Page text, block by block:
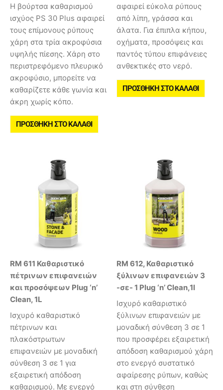
Η βούρτσα καθαρισμού
ισχύος PS 30 Plus αφαιρεί
τους επίμονους ρύπους
χάρη στα τρία ακροφύσια
υψηλής πίεσης. Χάρη στο
περιστρεφόμενο πλευρικό
ακροφύσιο, μπορείτε να
καθαρίζετε κάθε γωνία και
άκρη χωρίς κόπο.
ΠΡΟΣΘΉΚΗ ΣΤΟ ΚΑΛΆΘΙ
αφαιρεί εύκολα ρύπους
από λίπη, γράσσα και
άλατα. Για έπιπλα κήπου,
οχήματα, προσόψεις και
παντός τύπου επιφάνειες
ανθεκτικές στο νερό.
ΠΡΟΣΘΉΚΗ ΣΤΟ ΚΑΛΆΘΙ
RM 611 Καθαριστικό
πέτρινων επιφανειών
και προσόψεων Plug ‘n’
Clean, 1L
Ισχυρό καθαριστικό
πέτρινων και
πλακόστρωτων
επιφανειών με μοναδική
σύνθεση 3 σε 1 για
εξαιρετική απόδοση
καθαρισμού. Με ενεργό
RM 612, Καθαριστικό
ξύλινων επιφανειών 3
-σε- 1 Plug ‘n’ Clean,1l
Ισχυρό καθαριστικό
ξύλινων επιφανειών με
μοναδική σύνθεση 3 σε 1
που προσφέρει εξαιρετική
απόδοση καθαρισμού χάρη
στο ενεργό συστατικό
αφαίρεσης ρύπων, καθώς
και στη σύνθεση